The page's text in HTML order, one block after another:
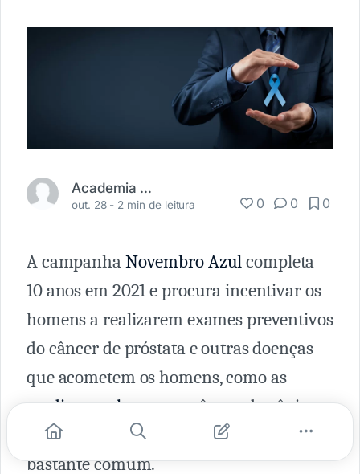
Academia Médica
out. 28 - 2 min de leitura 0 0 0
A campanhaNovembro Azulcompleta
10 anos em 2021 e procura incentivar os
homens a realizarem exames preventivos
do câncer de próstata e outras doenças
que acometem os homens, como as
cardiovascularesou o câncer de pênis,
que deveria ser mais divulgado, pois é
bastante comum.